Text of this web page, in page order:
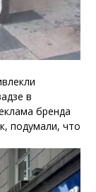
в
бренда
подумали, что